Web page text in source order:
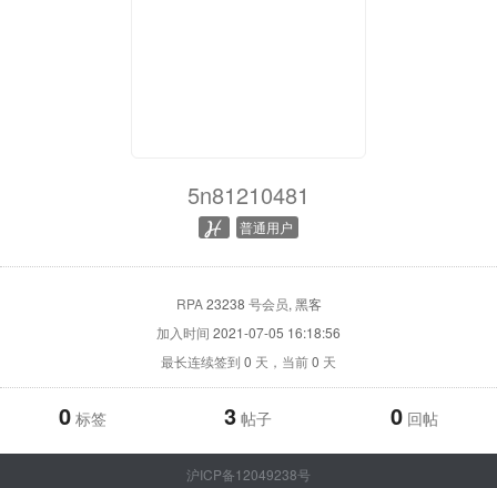
5n81210481
普通用户
RPA23238 号会员, 黑客
加入时间 2021-07-05 16:18:56
最长连续签到 0 天，当前0 天
0 标签 3 帖子 0 回帖
沪ICP备12049238号